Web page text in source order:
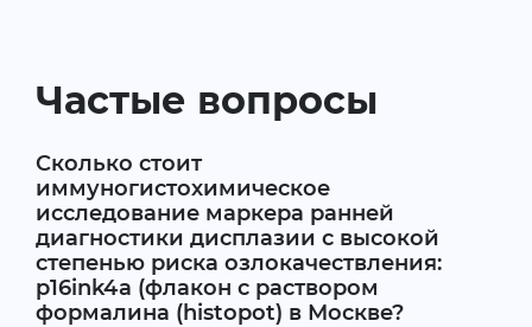
Частые вопросы
Сколько стоит
иммуногистохимическое
исследование маркера ранней
диагностики дисплазии с высокой
степенью риска озлокачествления:
p16ink4a (флакон с раствором
формалина (histopot) в Москве?